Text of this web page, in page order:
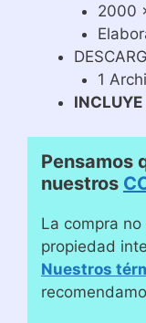
2000
1
Pensamos
nuestros
La compra
propiedad
Nuestros